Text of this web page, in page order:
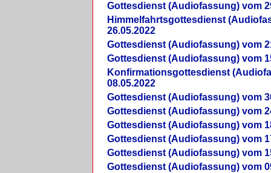
Gottesdienst (Audiofassung) vom
Himmelfahrtsgottesdienst
26.05.2022
Gottesdienst (Audiofassung) vom
Gottesdienst (Audiofassung) vom
Konfirmationsgottesdienst
08.05.2022
Gottesdienst (Audiofassung) vom
Gottesdienst (Audiofassung) vom
Gottesdienst (Audiofassung) vom
Gottesdienst (Audiofassung) vom
Gottesdienst (Audiofassung) vom
Gottesdienst (Audiofassung) vom